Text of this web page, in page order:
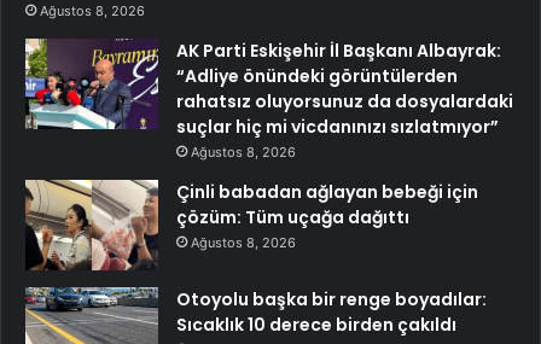
Ağustos 8, 2026
AK Parti Eskişehir İl Başkanı Albayrak:
“Adliye önündeki görüntülerden
rahatsız oluyorsunuz da dosyalardaki
suçlar hiç mi vicdanınızı sızlatmıyor”
Ağustos 8, 2026
Çinli babadan ağlayan bebeği için
çözüm: Tüm uçağa dağıttı
Ağustos 8, 2026
Otoyolu başka bir renge boyadılar:
Sıcaklık 10 derece birden çakıldı